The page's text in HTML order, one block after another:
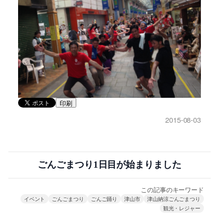
印刷
2015-08-03
ごんごまつり1日目が始まりました
この記事のキーワード
イベント ごんごまつり ごんご踊り 津山市
津山納涼ごんごまつり
観光・レジャー